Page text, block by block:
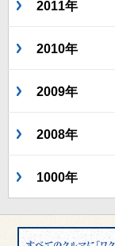
2011年
2010年
2009年
2008年
1000年